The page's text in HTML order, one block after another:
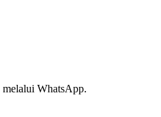
melalui WhatsApp.